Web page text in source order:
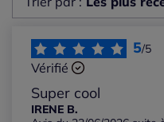
Les plus récents
Les plus anciens
5/5
Vérifié
Super cool
IRENE B.